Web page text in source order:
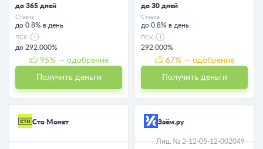
до 365 дней
Ставка
до 0.8% в день
ПСК
до 292.000%
95% — одобрение
Получить деньги
до 30 дней
Ставка
до 0.8% в день
ПСК
292.000%
67% — одобрение
Получить деньги
Сто Монет Заём.ру
Лиц. № 2-12-05-12-002049